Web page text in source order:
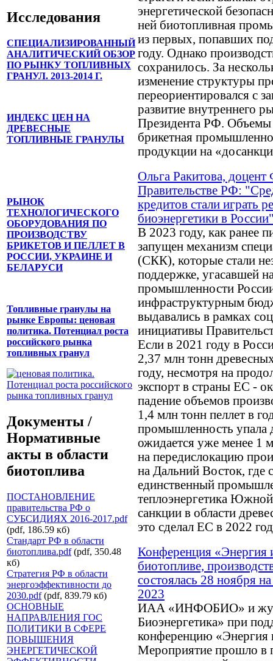
Исследования
СПЕЦИАЛИЗИРОВАННЫЙ
АНАЛИТИЧЕСКИЙ ОБЗОР
ПО РЫНКУ ТОПЛИВНЫХ
ГРАНУЛ. 2013-2014 Г.
ИНДЕКС ЦЕН НА
ДРЕВЕСНЫЕ
ТОПЛИВНЫЕ ГРАНУЛЫ
РЫНОК
ТЕХНОЛОГИЧЕСКОГО
ОБОРУДОВАНИЯ ПО
ПРОИЗВОДСТВУ
БРИКЕТОВ И ПЕЛЛЕТ В
РОССИИ, УКРАИНЕ И
БЕЛАРУСИ
Топливные гранулы на
рынке Европы: ценовая
политика. Потенциал роста
российского рынка
топливных гранул
Документы /
Нормативные
акты в области
биотоплива
ПОСТАНОВЛЕНИЕ
правительства РФ о
СУБСИДИЯХ 2016-2017.pdf
(pdf, 186.59 кб)
Стандарт РФ в области
биотоплива.pdf(pdf, 350.48
кб)
Стратегия РФ в области
энергоэффективности до
2030.pdf(pdf, 839.79 кб)
ОСНОВНЫЕ
НАПРАВЛЕНИЯ ГОС
ПОЛИТИКИ В СФЕРЕ
ПОВЫШЕНИЯ
ЭНЕРГЕТИЧЕСКОЙ
энергетической
ней биотопливная
из первых, попавших
году. Однако
сохранилось. За
изменение структуры
переориентировался с
развитие внутреннего
Президента РФ. Объемы
брикетная
продукции на
Ольга Ракитова, доцент
Правительстве РФ:
кредитов стали играть
биоэнергетики в
В 2023 году, как
запущен механизм
(СКК), которые стали
поддержке, угасавшей
промышленности
инфраструктурным
выдавались в рамках
инициативы
Если в 2021 году в
2,37 млн тонн
году, несмотря на
экспорт в страны ЕС -
падение объемов
1,4 млн тонн пеллет в
промышленность упала
ожидается уже менее 1
на передислокацию
на Дальний Восток, где
единственный
теплоэнергетика
санкции в области
это сделал ЕС в 2022
Конференция «Энергия
биотопливе,
состоялась 28 ноября
2023
ИАА «ИНФОБИО» и
Биоэнергетика» при
конференцию «Энергия
Мероприятие прошло в